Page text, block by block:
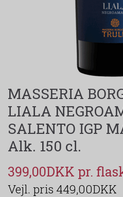
MASSERIA
LIALA
SALENTO IGP
Alk. 150 cl.
399,00DKK
449,00DKK